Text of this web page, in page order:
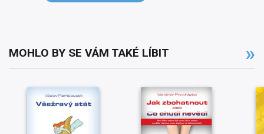
MOHLO BY SE VÁM TAKÉ LÍBIT